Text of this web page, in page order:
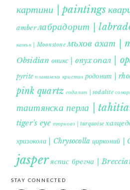
картини | paintings
amberлабрадорит |
камък | Moonstone мъхов ахат |
Obsidian оникс | onyxопал |
pyrite планински кристал родонит |
pink quartz содалит | sodalite
таитянска перла |
tiger's eye тюркоаз | turquoise
хризокола | Chrysocolla цирконий
jasperяспис брегча |
STAY CONNECTED